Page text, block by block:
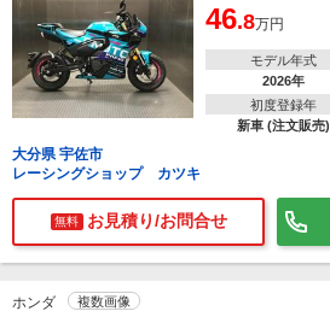
46.8万円
モデル年式
2026年
初度登録年
新車 (注文販売)
大分県 宇佐市
レーシングショップ カツキ
無料 お見積り/お問合せ
ホンダ 複数画像